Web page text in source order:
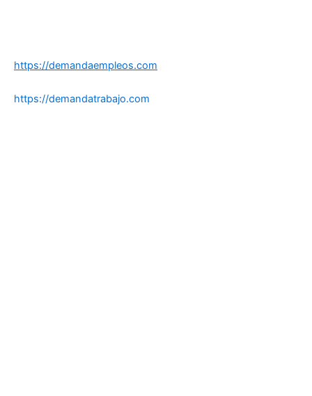
https://demandaempleos.com
https://demandatrabajo.com